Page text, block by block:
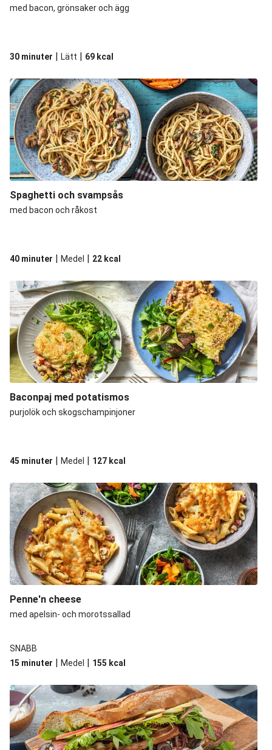
med bacon, grönsaker och ägg
30 minuter | Lätt | 69 kcal
Spaghetti och svampsås
med bacon och råkost
40 minuter | Medel | 22 kcal
Baconpaj med potatismos
purjolök och skogschampinjoner
45 minuter | Medel | 127 kcal
Penne'n cheese
med apelsin- och morotssallad
SNABB
15 minuter | Medel | 155 kcal